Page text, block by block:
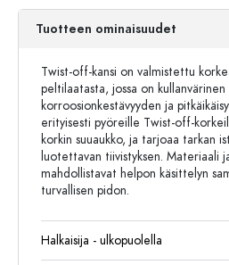
Tuotteen ominaisuudet
Twist-off-kansi on valmistettu
peltilaatasta, jossa on
korroosionkestävyyden ja
erityisesti pyöreille Twist-off-
korkin suuaukko, ja tarjoaa tarkan
luotettavan tiivistyksen. Materiaali
mahdollistavat helpon käsittelyn
turvallisen pidon.
Halkaisija - ulkopuolella